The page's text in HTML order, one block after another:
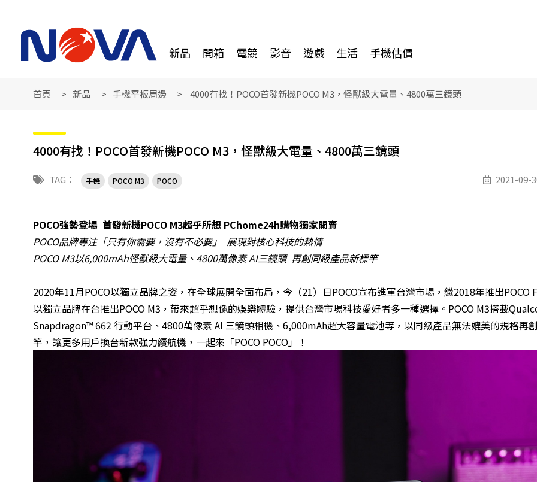
新品 開箱 電競 影音 遊戲 生活 手機估價
首頁 新品 手機平板周邊 4000有找！POCO首發新機POCO M3，怪獸級大電量、4800萬三鏡頭
4000有找！POCO首發新機POCO M3，怪獸級大電量、4800萬三鏡頭
TAG： 手機 POCO M3 POCO 2021-09-
POCO強勢登場 首發新機POCO M3超乎所想PChome24h購物獨家開賣
POCO品牌專注「只有你需要，沒有不必要」
展現對核心科技的熱情
POCO M3以6,000mAh怪獸級大電量、 4800萬像素AI三鏡頭 再創同級產品新標竿
2020年11月POCO以獨立品牌之姿，在全球展開全面布局，今（21）日POCO宣布進軍台灣市場，繼2018年推出POCO
以獨立品牌在台推出POCO M3，帶來超乎想像的娛樂體驗，提供台灣市場科技愛好者多一種選擇。POCO M3搭載
Snapdragon™ 662 行動平台、4800萬像素 AI 三鏡頭相機、6,000mAh超大容量電池等，以同級產品無法媲美的規格再
竿，讓更多用戶換台新款強力續航機，一起來「POCO POCO」！